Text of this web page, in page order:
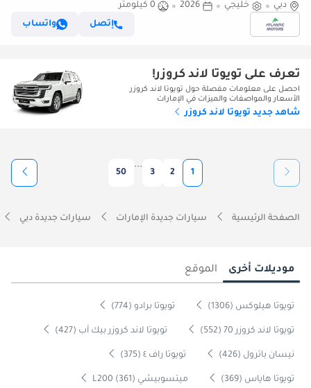
(للتصدير فقط)
دبي خليجي 2026
0 كيلومتر
إتصل
واتساب
تعرف على تويوتا لاند كروزر!
احصل على معلومات مفصلة حول تويوتا لاند كروزر
الأسعار والمواصفات والميزات في الإمارات
شاهد جديد تويوتا لاند كروزر
1
2
3
...
50
الصفحة الرئيسية سيارات جديدة الإمارات سيارات جديدة دبي
موديلات أخرى الموقع
تويوتا هيلوكس (1306) تويوتا برادو (774)
تويوتا لاند كروزر 70 (552) تويوتا لاند كروزر بيك آب (427)
نيسان باترول (426) تويوتا راف ٤ (375)
تويوتا هاياس (369) ميتسوبيشي L200 (361)